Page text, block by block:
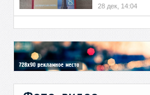
28 дек, 14:04